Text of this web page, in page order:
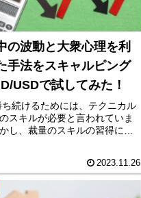
の波動と大衆心理を利
手法をスキャルピング
USDで試してみた！
ち続けるためには、テクニカル
スキルが必要と言われていま
し、裁量のスキルの習得に
て時短で波動と大衆心理を利用
の開発に取り組んでいます。
2023.11.26